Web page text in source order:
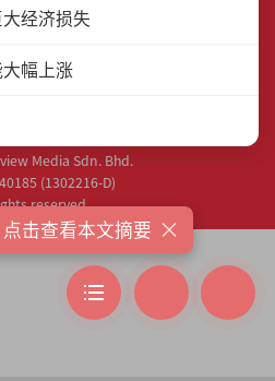
盟网站
Media Sdn. Bhd.
(1302216­-D)
reserved.
经济损失
幅上涨
点击查看本文摘要 ×